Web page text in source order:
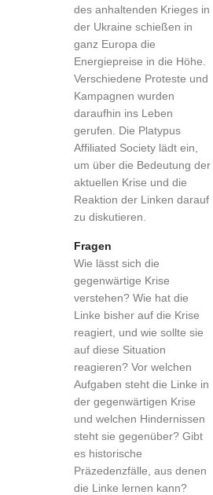
des anhaltenden Krieges in
der Ukraine schießen in
ganz Europa die
Energiepreise in die Höhe.
Verschiedene Proteste und
Kampagnen wurden
daraufhin ins Leben
gerufen. Die Platypus
Affiliated Society lädt ein,
um über die Bedeutung der
aktuellen Krise und die
Reaktion der Linken darauf
zu diskutieren.
Fragen
Wie lässt sich die
gegenwärtige Krise
verstehen? Wie hat die
Linke bisher auf die Krise
reagiert, und wie sollte sie
auf diese Situation
reagieren? Vor welchen
Aufgaben steht die Linke in
der gegenwärtigen Krise
und welchen Hindernissen
steht sie gegenüber? Gibt
es historische
Präzedenzfälle, aus denen
die Linke lernen kann?